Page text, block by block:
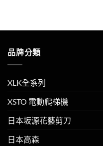
品牌分類
XLK全系列
XSTO 電動爬梯機
日本坂源花藝剪刀
日本高森